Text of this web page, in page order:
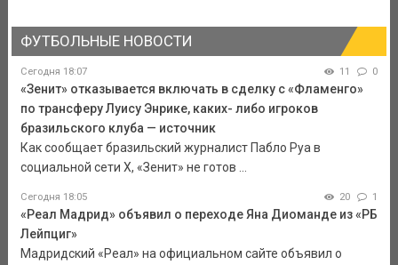
ФУТБОЛЬНЫЕ НОВОСТИ
Сегодня 18:07 11 0
«Зенит» отказывается включать в сделку с «Фламенго»
по трансферу Луису Энрике, каких- либо игроков
бразильского клуба — источник
Как сообщает бразильский журналист Пабло Руа в
социальной сети Х, «Зенит» не готов ...
Сегодня 18:05 20 1
«Реал Мадрид» объявил о переходе Яна Диоманде из «РБ
Лейпциг»
Мадридский «Реал» на официальном сайте объявил о